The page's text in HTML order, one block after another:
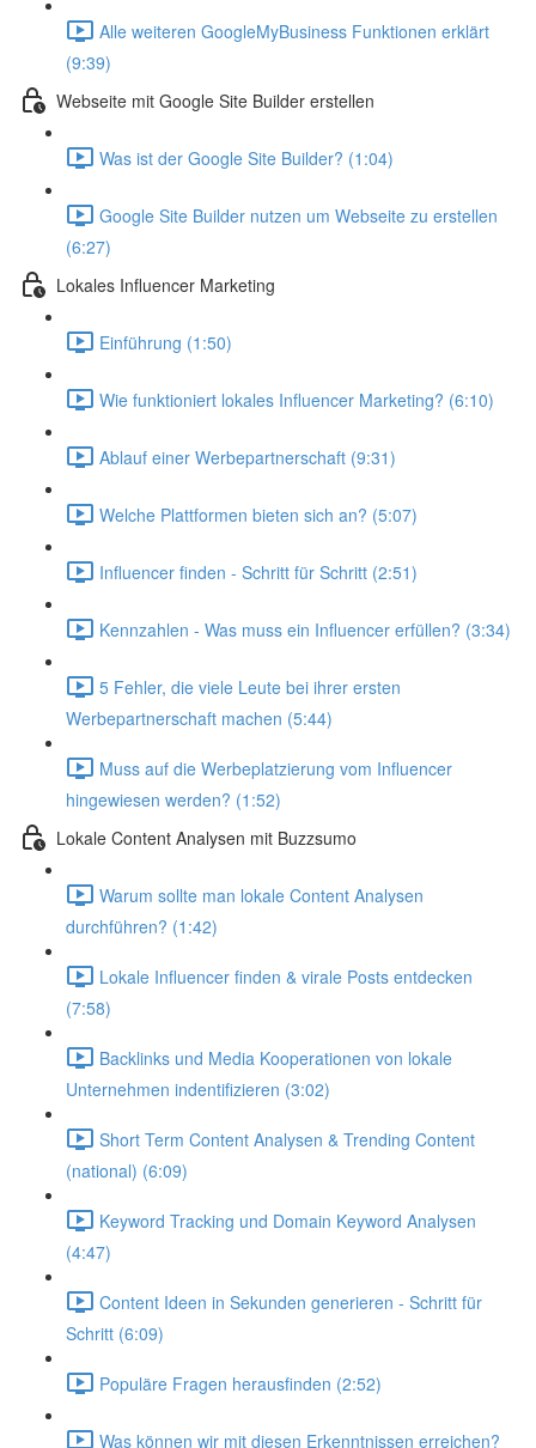
Alle weiteren GoogleMyBusiness Funktionen erklärt
(9:39)
Webseite mit Google Site Builder erstellen
Was ist der Google Site Builder? (1:04)
Google Site Builder nutzen um Webseite zu erstellen
(6:27)
Lokales Influencer Marketing
Einführung (1:50)
Wie funktioniert lokales Influencer Marketing? (6:10)
Ablauf einer Werbepartnerschaft (9:31)
Welche Plattformen bieten sich an? (5:07)
Influencer finden - Schritt für Schritt (2:51)
Kennzahlen - Was muss ein Influencer erfüllen? (3:34)
5 Fehler, die viele Leute bei ihrer ersten
Werbepartnerschaft machen (5:44)
Muss auf die Werbeplatzierung vom Influencer
hingewiesen werden? (1:52)
Lokale Content Analysen mit Buzzsumo
Warum sollte man lokale Content Analysen
durchführen? (1:42)
Lokale Influencer finden & virale Posts entdecken
(7:58)
Backlinks und Media Kooperationen von lokale
Unternehmen indentifizieren (3:02)
Short Term Content Analysen & Trending Content
(national) (6:09)
Keyword Tracking und Domain Keyword Analysen
(4:47)
Content Ideen in Sekunden generieren - Schritt für
Schritt (6:09)
Populäre Fragen herausfinden (2:52)
Was können wir mit diesen Erkenntnissen erreichen?